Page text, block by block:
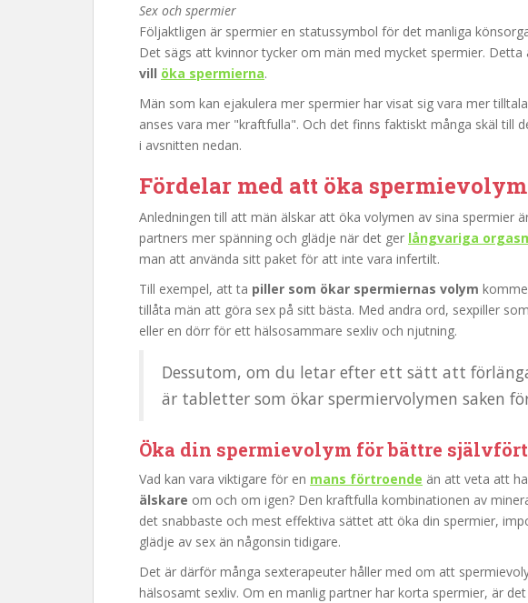
Sex och spermier
Följaktligen är spermier en statussymbol för det manliga
Det sägs att kvinnor tycker om män med mycket spermier. Detta
vill öka spermierna.
Män som kan ejakulera mer spermier har visat sig vara mer
anses vara mer "kraftfulla". Och det finns faktiskt många skäl till
i avsnitten nedan.
Fördelar med att öka
Anledningen till att män älskar att öka volymen av sina spermier
partners mer spänning och glädje när det ger långvariga
man att använda sitt paket för att inte vara infertilt.
Till exempel, att ta piller som ökar spermiernas volym
tillåta män att göra sex på sitt bästa. Med andra ord, sexpiller
eller en dörr för ett hälsosammare sexliv och njutning.
Dessutom, om du letar efter ett sätt att
är tabletter som ökar spermiervolymen saken
Öka din spermievolym för bättre
Vad kan vara viktigare för en mans förtroende än att veta att
älskare om och om igen? Den kraftfulla kombinationen av
det snabbaste och mest effektiva sättet att öka din spermier,
glädje av sex än någonsin tidigare.
Det är därför många sexterapeuter håller med om att
hälsosamt sexliv. Om en manlig partner har korta spermier, är